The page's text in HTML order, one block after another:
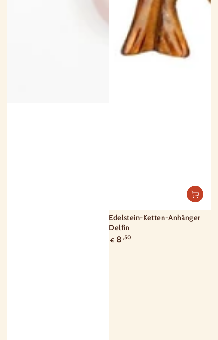
Edelstein-Ketten-Anhänger
Delfin
Regulärer
€ 8 ,50